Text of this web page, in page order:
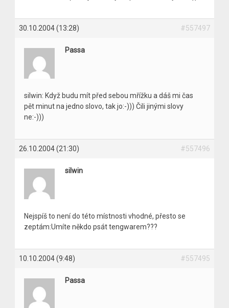
30.10.2004 (13:28) #557497
Passa
silwin: Když budu mít před sebou mřížku a dáš mi čas
pět minut na jedno slovo, tak jo:-))) Čili jinými slovy
ne:-)))
26.10.2004 (21:30) #557496
silwin
Nejspíš to není do této místnosti vhodné, přesto se
zeptám:Umíte někdo psát tengwarem???
10.10.2004 (9:48) #557495
Passa